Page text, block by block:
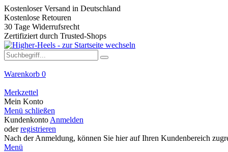
Kostenloser Versand in Deutschland
Kostenlose Retouren
30 Tage Widerrufsrecht
Zertifiziert durch Trusted-Shops
Warenkorb 0
Merkzettel
Mein Konto
Menü schließen
Kundenkonto Anmelden
oderregistrieren
Nach der Anmeldung, können Sie hier auf Ihren Kundenbereich
Menü